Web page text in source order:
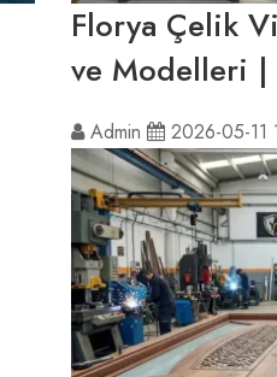
Florya Çelik
ve Modelleri |
Admin 2026-05-11